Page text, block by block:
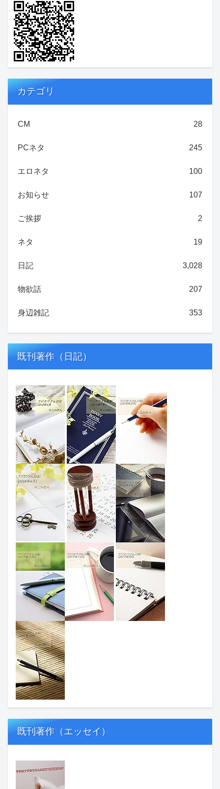
カテゴリ
CM 28
PCネタ 245
エロネタ 100
お知らせ 107
ご挨拶 2
ネタ 19
日記 3,028
物欲話 207
身辺雑記 353
既刊著作（日記）
既刊著作（エッセイ）